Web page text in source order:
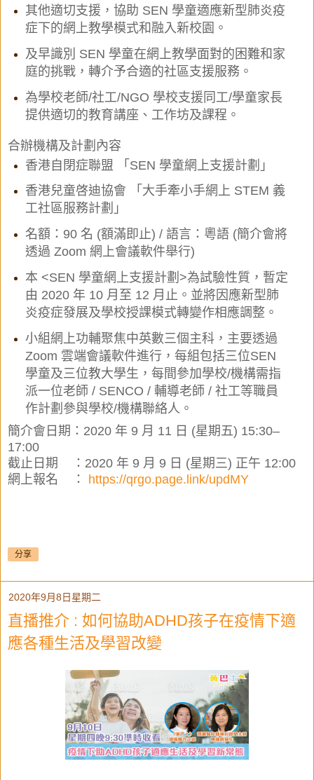
其他適切支援，協助 SEN 學童適應新型肺炎疫
症下的網上教學模式和融入新校園。
及早識別 SEN 學童在網上教學面對的困難和家
庭的挑戰，轉介予合適的社區支援服務。
為學校老師/社工/NGO 學校支援同工/學童家長
提供適切的教育講座、工作坊及課程。
合辦機構及計劃內容
香港自閉症聯盟 「SEN 學童網上支援計劃」
香港兒童啓迪協會 「大手牽小手網上 STEM 義
工社區服務計劃」
名額：90 名 (額滿即止) / 語言：粵語 (簡介會將
透過 Zoom 網上會議軟件舉行)
本 <SEN 學童網上支援計劃>為試驗性質，暫定
由 2020 年 10 月至 12 月止。並將因應新型肺
炎疫症發展及學校授課模式轉變作相應調整。
小組網上功輔聚焦中英數三個主科，主要透過
Zoom 雲端會議軟件進行，每組包括三位SEN
學童及三位教大學生，每間參加學校/機構需指
派一位老師 / SENCO / 輔導老師 / 社工等職員
作計劃參與學校/機構聯絡人。
簡介會日期：2020 年 9 月 11 日 (星期五) 15:30–
17:00
截止日期 ：2020 年 9 月 9 日 (星期三) 正午 12:00
網上報名 ： https://qrgo.page.link/updMY
分享
2020年9月8日星期二
直播推介 : 如何協助ADHD孩子在疫情下適
應各種生活及學習改變